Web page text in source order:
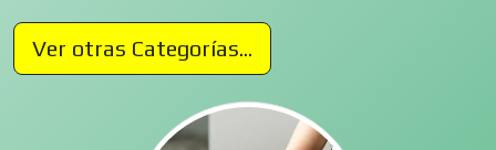
Ver otras Categorías...